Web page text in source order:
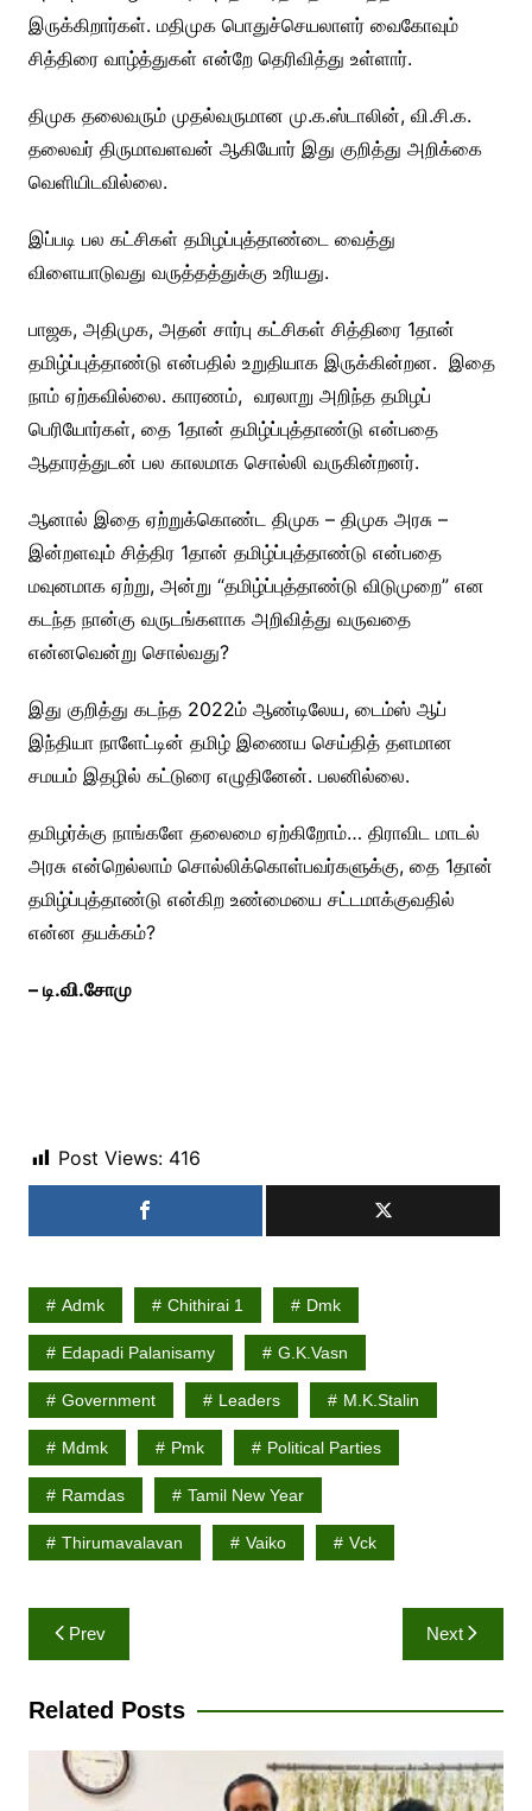
இருக்கிறார்கள். மதிமுக பொதுச்செயலாளர் வைகோவும்
சித்திரை வாழ்த்துகள் என்றே தெரிவித்து உள்ளார்.
திமுக தலைவரும் முதல்வருமான மு.க.ஸ்டாலின், வி.சி.க.
தலைவர் திருமாவளவன் ஆகியோர் இது குறித்து அறிக்கை
வெளியிடவில்லை.
இப்படி பல கட்சிகள் தமிழப்புத்தாண்டை வைத்து
விளையாடுவது வருத்தத்துக்கு உரியது.
பாஜக, அதிமுக, அதன் சார்பு கட்சிகள் சித்திரை 1தான்
தமிழ்ப்புத்தாண்டு என்பதில் உறுதியாக இருக்கின்றன. இதை
நாம் ஏற்கவில்லை. காரணம், வரலாறு அறிந்த தமிழப்
பெரியோர்கள், தை 1தான் தமிழ்ப்புத்தாண்டு என்பதை
ஆதாரத்துடன் பல காலமாக சொல்லி வருகின்றனர்.
ஆனால் இதை ஏற்றுக்கொண்ட திமுக – திமுக அரசு –
இன்றளவும் சித்திர 1தான் தமிழ்ப்புத்தாண்டு என்பதை
மவுனமாக ஏற்று, அன்று “தமிழ்ப்புத்தாண்டு விடுமுறை” என
கடந்த நான்கு வருடங்களாக அறிவித்து வருவதை
என்னவென்று சொல்வது?
இது குறித்து கடந்த 2022ம் ஆண்டிலேய, டைம்ஸ் ஆப்
இந்தியா நாளேட்டின் தமிழ் இணைய செய்தித் தளமான
சமயம் இதழில் கட்டுரை எழுதினேன். பலனில்லை.
தமிழர்க்கு நாங்களே தலைமை ஏற்கிறோம்… திராவிட மாடல்
அரசு என்றெல்லாம் சொல்லிக்கொள்பவர்களுக்கு, தை 1தான்
தமிழ்ப்புத்தாண்டு என்கிற உண்மையை சட்டமாக்குவதில்
என்ன தயக்கம்?
– டி.வி.சோமு
Post Views: 416
Admk Chithirai 1 Dmk
Edapadi Palanisamy G.k.vasn
Government Leaders M.K.Stalin
Mdmk Pmk Political Parties
Ramdas Tamil New Year
Thirumavalavan Vaiko Vck
Post
navigation
Prev Next
Related Posts